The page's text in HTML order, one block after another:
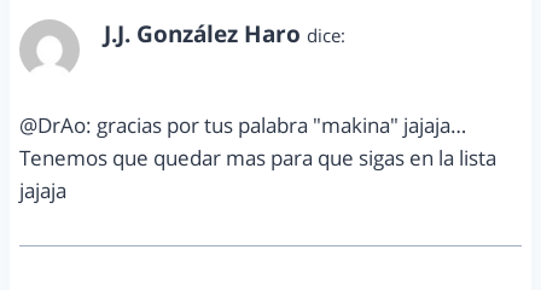
J.J. González Haro dice:
@DrAo: gracias por tus palabra "makina" jajaja…
Tenemos que quedar mas para que sigas en la lista
jajaja